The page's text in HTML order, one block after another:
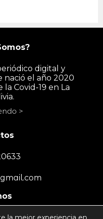
digital y
nació el año 2020
Covid-19 en La
>